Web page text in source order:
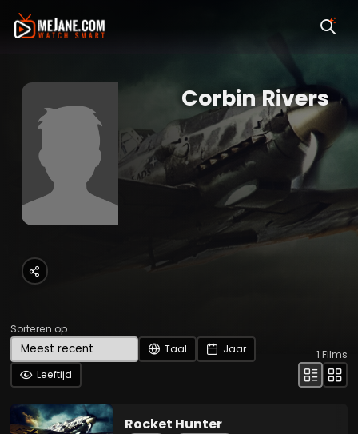
Corbin Rivers
Sorteren op
Taal
Jaar
Leeftijd
1 Films
Rocket Hunter